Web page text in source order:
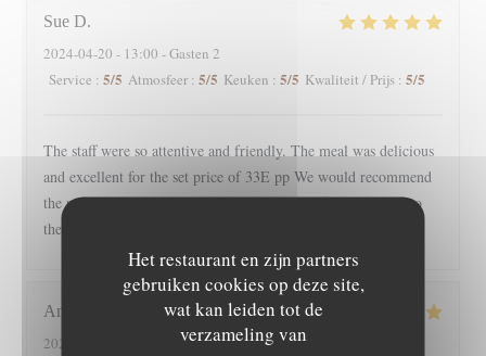
Het restaurant en zijn partners
gebruiken cookies op deze site,
wat kan leiden tot de
verzameling van
Sue D
2024-04-20 - 13:00 - Gasten 2
Service : 5/5 Atmosfeer : 5/5 Keuken : 5/5 Kwaliteit / Prijs : 5/5
The staff were so attentive and friendly. The meal was delicious
and excellent for the set price of 33E pp We would recommend
the restaurant to anyone who enjoyed quality food. Regards to
the team
Anaïs
2024-04-20
- 12:45 - Gasten 2